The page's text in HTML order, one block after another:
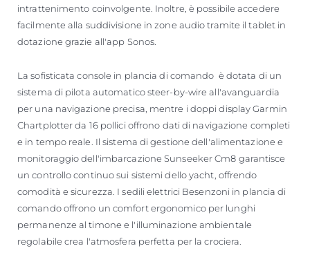
intrattenimento coinvolgente. Inoltre, è possibile accedere
facilmente alla suddivisione in zone audio tramite il tablet in
dotazione grazie all'app Sonos.
La sofisticata console in plancia di comando è dotata di un
sistema di pilota automatico steer-by-wire all'avanguardia
per una navigazione precisa, mentre i doppi display Garmin
Chartplotter da 16 pollici offrono dati di navigazione completi
e in tempo reale. Il sistema di gestione dell'alimentazione e
monitoraggio dell'imbarcazione Sunseeker Cm8 garantisce
un controllo continuo sui sistemi dello yacht, offrendo
comodità e sicurezza. I sedili elettrici Besenzoni in plancia di
comando offrono un comfort ergonomico per lunghi
permanenze al timone e l'illuminazione ambientale
regolabile crea l'atmosfera perfetta per la crociera.